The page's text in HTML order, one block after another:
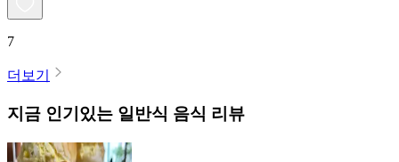
7
더보기
지금 인기있는 일반식 음식 리뷰